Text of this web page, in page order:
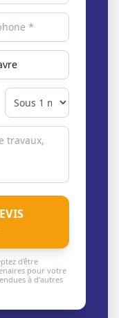
d'être
pour votre
à d'autres